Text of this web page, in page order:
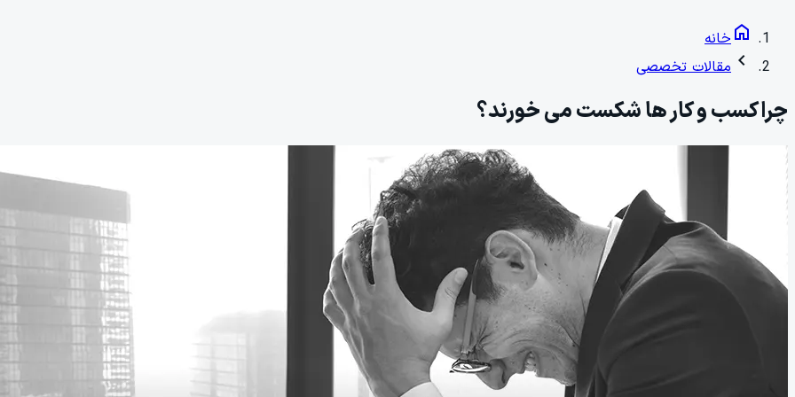
homeخانه
chevron_left مقالات تخصصی
چرا کسب و کار ها شکست می خورند؟